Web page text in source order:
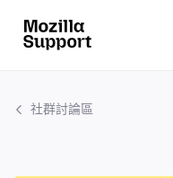
社群討論區